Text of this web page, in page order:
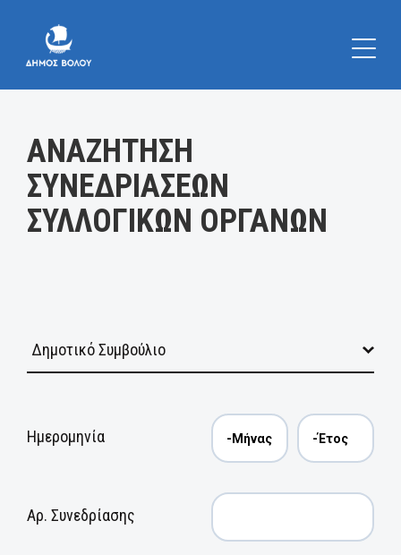
ΑΝΑΖΗΤΗΣΗ
ΣΥΝΕΔΡΙΑΣΕΩΝ
ΣΥΛΛΟΓΙΚΩΝ ΟΡΓΑΝΩΝ
Ημερομηνία
Αρ. Συνεδρίασης